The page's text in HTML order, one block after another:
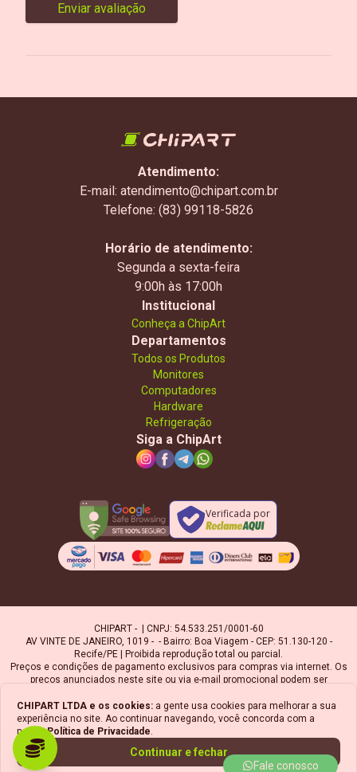
Enviar avaliação
CHIPART LTDA e os cookies: a gente usa cookies para melhorar a sua
experiência no site. Ao continuar navegando, você concorda com a
nossaPolítica de Privacidade.
Continuar e fechar
Atendimento:
E-mail: atendimento@chipart.com.br
Telefone: (83) 99118-5826
Horário de atendimento:
Segunda a sexta-feira
9:00h às 17:00h
Institucional
Conheça a ChipArt
Departamentos
Todos os Produtos
Monitores
Computadores
Hardware
Refrigeração
Siga a ChipArt
Verificada por
CHIPART - | CNPJ: 54.533.251/0001-60
AV VINTE DE JANEIRO, 1019 - - Bairro: Boa Viagem - CEP: 51.130-120 -
Recife/PE | Proibida reprodução total ou parcial.
Preços e condições de pagamento exclusivos para compras via internet. Os
preços anunciados neste site ou via e-mail promocional podem ser
descritivos. As fotos contidas nesta página são meramente ilustrativas do
produto e podem variar de acordo com o fornecedor/lote do fabricante.
Ofertas válidas até o término de nossos estoques. Vendas sujeitas à
Fale conosco